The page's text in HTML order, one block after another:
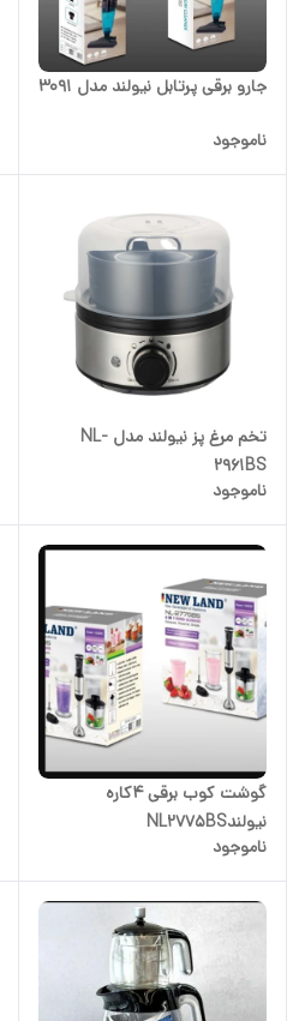
جارو برقی پرتابل نیولند مدل 3091
ناموجود
تخم مرغ پز نیولند مدل NL-
2961BS
ناموجود
گوشت کوب برقی 4کاره
نیولندNL2775BS
ناموجود